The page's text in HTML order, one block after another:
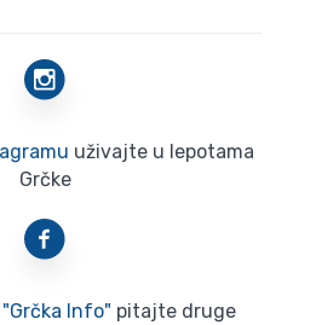
uživajte u lepotama
Grčke
Info" pitajte druge